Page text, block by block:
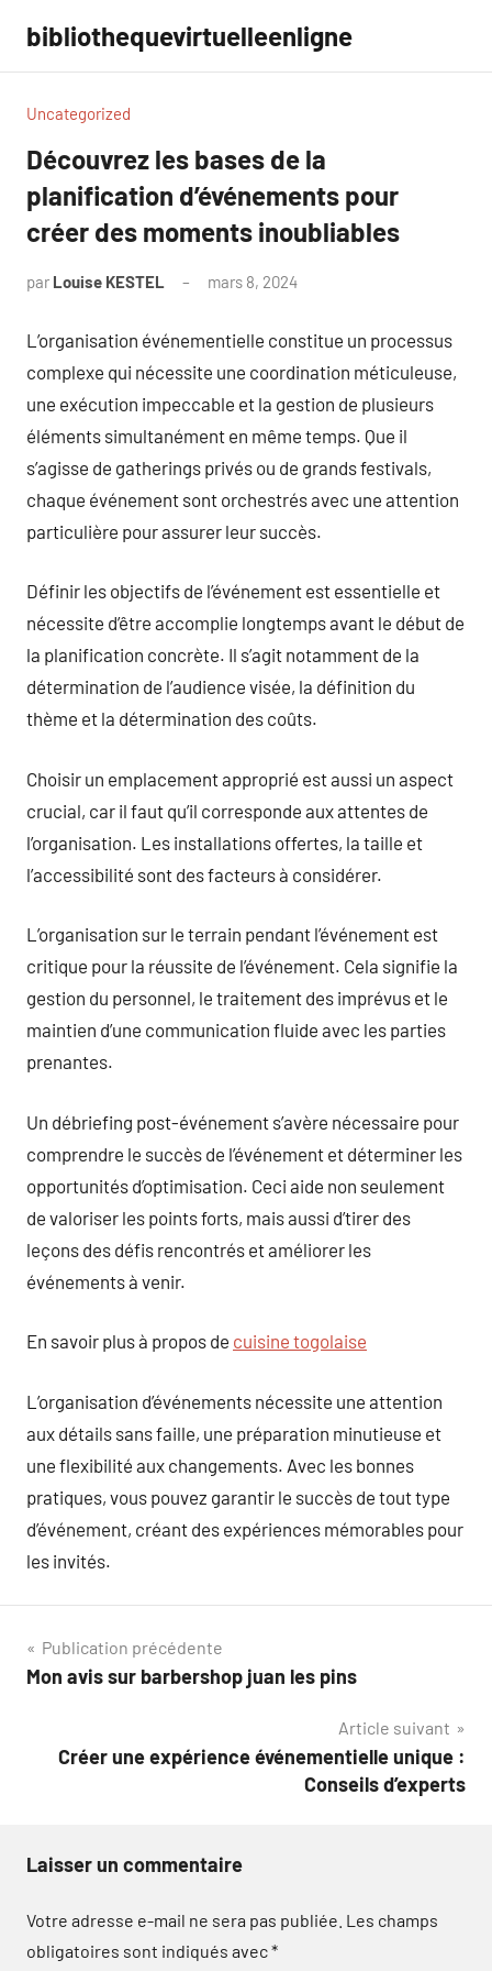
contenu
bibliothequevirtuelleenligne
Uncategorized
Découvrez les bases de la
planification d’événements pour
créer des moments inoubliables
par Louise KESTEL mars 8, 2024
L’organisation événementielle constitue un processus
complexe qui nécessite une coordination méticuleuse,
une exécution impeccable et la gestion de plusieurs
éléments simultanément en même temps. Que il
s’agisse de gatherings privés ou de grands festivals,
chaque événement sont orchestrés avec une attention
particulière pour assurer leur succès.
Définir les objectifs de l’événement est essentielle et
nécessite d’être accomplie longtemps avant le début de
la planification concrète. Il s’agit notamment de la
détermination de l’audience visée, la définition du
thème et la détermination des coûts.
Choisir un emplacement approprié est aussi un aspect
crucial, car il faut qu’il corresponde aux attentes de
l’organisation. Les installations offertes, la taille et
l’accessibilité sont des facteurs à considérer.
L’organisation sur le terrain pendant l’événement est
critique pour la réussite de l’événement. Cela signifie la
gestion du personnel, le traitement des imprévus et le
maintien d’une communication fluide avec les parties
prenantes.
Un débriefing post-événement s’avère nécessaire pour
comprendre le succès de l’événement et déterminer les
opportunités d’optimisation. Ceci aide non seulement
de valoriser les points forts, mais aussi d’tirer des
leçons des défis rencontrés et améliorer les
événements à venir.
En savoir plus à propos de cuisine togolaise
L’organisation d’événements nécessite une attention
aux détails sans faille, une préparation minutieuse et
une flexibilité aux changements. Avec les bonnes
pratiques, vous pouvez garantir le succès de tout type
d’événement, créant des expériences mémorables pour
les invités.
Navigation
de
Publication précédente
Mon avis sur barbershop juan les pins
Article suivant
Créer une expérience événementielle unique :
Conseils d’experts
Laisser un commentaire
Votre adresse e-mail ne sera pas publiée. Les champs
obligatoires sont indiqués avec*